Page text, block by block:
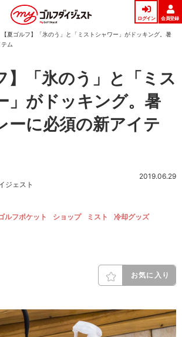
ログイン 会員登録
【夏ゴルフ】「氷のう」と「ミストシャワー」がドッキング。暑
ム
】「氷のう」と「ミス
」がドッキング。暑
ーに必須の新アイテ
ジェスト
2019.06.29
ルフポケット ショップ ミスト
冷却グッズ
お気に入り